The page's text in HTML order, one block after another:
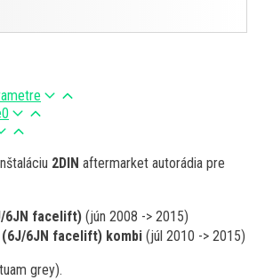
0
2DIN aftermarket autorádia pre
6JN facelift) (jún 2008 -> 2015)
(6J/6JN facelift) kombi (júl 2010 -> 2015)
grey).